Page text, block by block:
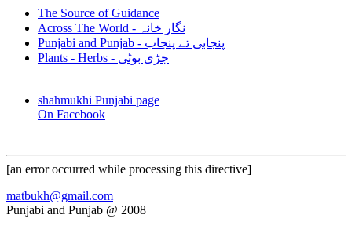
The Source of Guidance
Across The World - نگار خانہ
Punjabi and Punjab - پنجابی تے پنجاب
Plants - Herbs - جڑی بوٹی
shahmukhi Punjabi page
On Facebook
[an error occurred while processing this directive]
matbukh@gmail.com
Punjabi and Punjab @ 2008